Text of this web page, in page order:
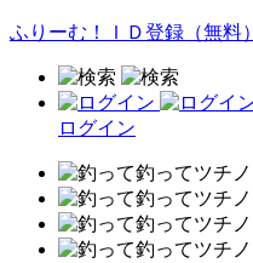
ふりーむ！ＩＤ登録（無料）
ログイン